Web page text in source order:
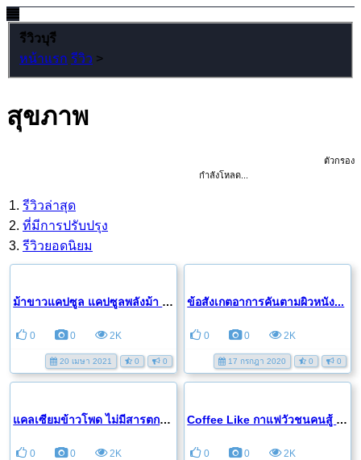
รีวิวบุรี
หน้าแรก รีวิว >
สุขภาพ
ตัวกรอง
กำลังโหลด...
รีวิวล่าสุด
ที่มีการปรับปรุง
รีวิวยอดนิยม
ม้าขาวแคปซูล แคปซูลพลังม้า สร้างกิจกรรมรักไม่มีเบื่อ...
0 0 2K
20 เมษา 2021 0 0
ข้อสังเกตอาการคันตามผิวหนัง...
0 0 2K
17 กรกฎา 2020 0 0
แคลเซียมข้าวโพด ไม่มีสารตกค้าง เสริมแคลเซียมอย่างปลอดภัย...
0 0 2K
Coffee Like กาแฟวัวชนคนสู้ เห็นผลทันใจ‼️ สู้ศึกรักไม่มีถอย
0 0 2K